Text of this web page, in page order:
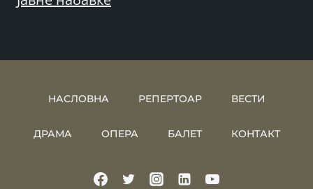
НАСЛОВНА РЕПЕРТОАР ВЕСТИ
ДРАМА ОПЕРА БАЛЕТ КОНТАКТ